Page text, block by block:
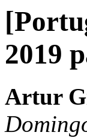
2019
Artur